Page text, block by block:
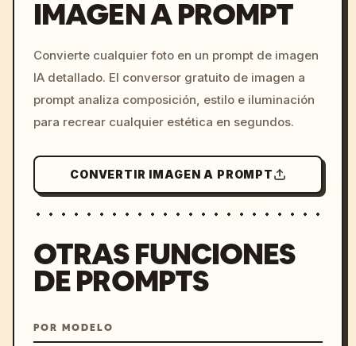
c, cyberpunk sunset, neon
colors, 8k --v 6.0
IMAGEN A PROMPT
Convierte cualquier foto en un prompt de imagen
IA detallado. El conversor gratuito de imagen a
prompt analiza composición, estilo e iluminación
para recrear cualquier estética en segundos.
CONVERTIR IMAGEN A PROMPT
OTRAS FUNCIONES
DE PROMPTS
POR MODELO